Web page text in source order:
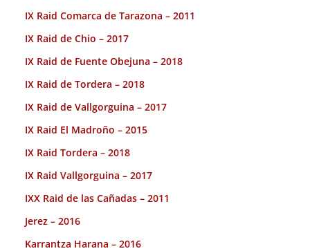
IX Raid Comarca de Tarazona – 2011
IX Raid de Chio – 2017
IX Raid de Fuente Obejuna – 2018
IX Raid de Tordera – 2018
IX Raid de Vallgorguina – 2017
IX Raid El Madroño – 2015
IX Raid Tordera – 2018
IX Raid Vallgorguina – 2017
IXX Raid de las Cañadas – 2011
Jerez – 2016
Karrantza Harana – 2016